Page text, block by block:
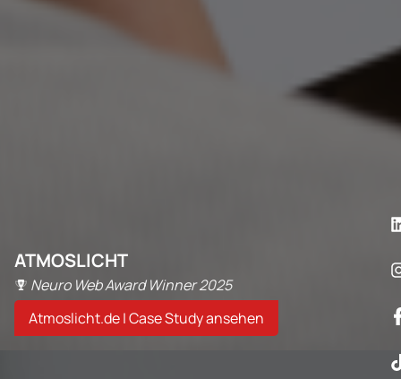
ATMOSLICHT
Neuro Web Award Winner 2025
Atmoslicht.de | Case Study ansehen